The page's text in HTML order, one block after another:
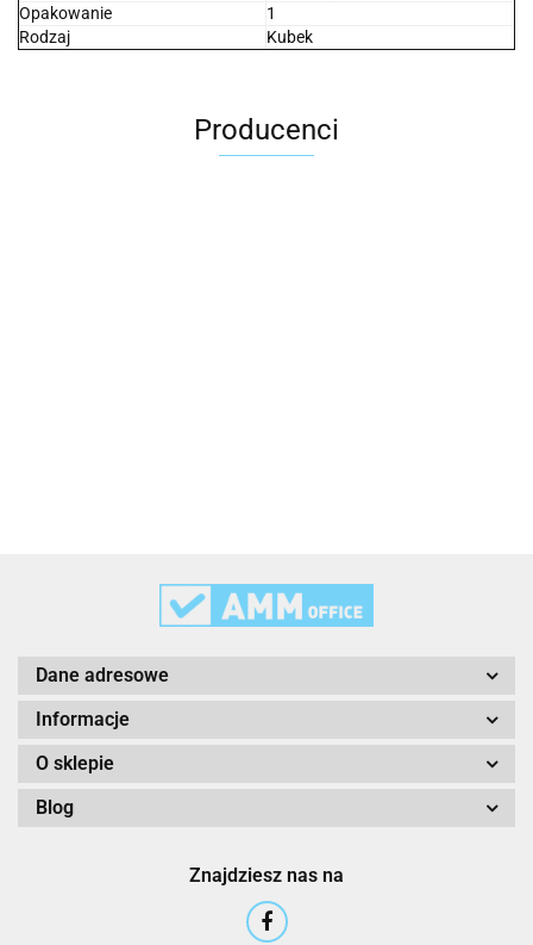
Opakowanie
1
Rodzaj
Kubek
Producenci
Dane adresowe
Informacje
O sklepie
Blog
Znajdziesz nas na